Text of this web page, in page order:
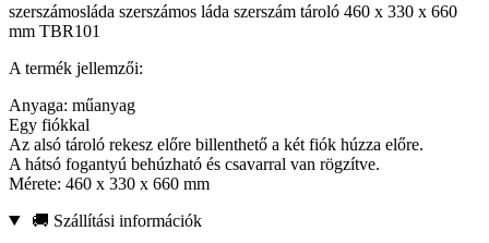
szerszámosláda szerszámos láda szerszám tároló 460 x 330 x 660
mm TBR101
A termék jellemzői:
Anyaga: műanyag
Egy fiókkal
Az alsó tároló rekesz előre billenthető a két fiók húzza előre.
A hátsó fogantyú behúzható és csavarral van rögzítve.
Mérete: 460 x 330 x 660 mm
🚚 Szállítási információk